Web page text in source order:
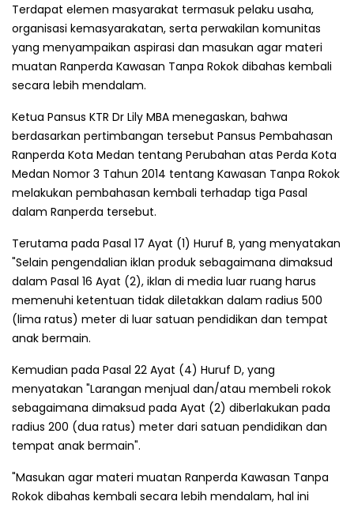
Terdapat elemen masyarakat termasuk pelaku usaha,
organisasi kemasyarakatan, serta perwakilan komunitas
yang menyampaikan aspirasi dan masukan agar materi
muatan Ranperda Kawasan Tanpa Rokok dibahas kembali
secara lebih mendalam.
Ketua Pansus KTR Dr Lily MBA menegaskan, bahwa
berdasarkan pertimbangan tersebut Pansus Pembahasan
Ranperda Kota Medan tentang Perubahan atas Perda Kota
Medan Nomor 3 Tahun 2014 tentang Kawasan Tanpa Rokok
melakukan pembahasan kembali terhadap tiga Pasal
dalam Ranperda tersebut.
Terutama pada Pasal 17 Ayat (1) Huruf B, yang menyatakan
"Selain pengendalian iklan produk sebagaimana dimaksud
dalam Pasal 16 Ayat (2), iklan di media luar ruang harus
memenuhi ketentuan tidak diletakkan dalam radius 500
(lima ratus) meter di luar satuan pendidikan dan tempat
anak bermain.
Kemudian pada Pasal 22 Ayat (4) Huruf D, yang
menyatakan "Larangan menjual dan/atau membeli rokok
sebagaimana dimaksud pada Ayat (2) diberlakukan pada
radius 200 (dua ratus) meter dari satuan pendidikan dan
tempat anak bermain".
"Masukan agar materi muatan Ranperda Kawasan Tanpa
Rokok dibahas kembali secara lebih mendalam, hal ini